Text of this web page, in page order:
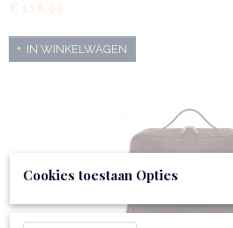
€ 116,99
IN WINKELWAGEN
Cookies toestaan Opties